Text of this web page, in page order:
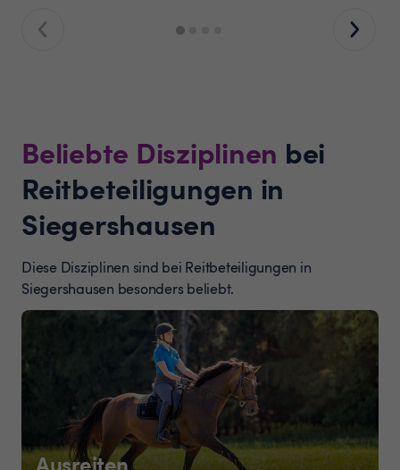
Beliebte Disziplinen bei
Reitbeteiligungen in
Siegershausen
Diese Disziplinen sind bei Reitbeteiligungen in
Siegershausen besonders beliebt.
Ausreiten